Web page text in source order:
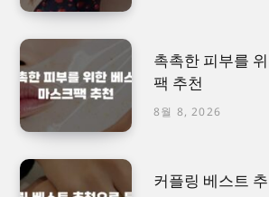
촉촉한 피부를
팩 추천
8월 8, 2026
커플링 베스트